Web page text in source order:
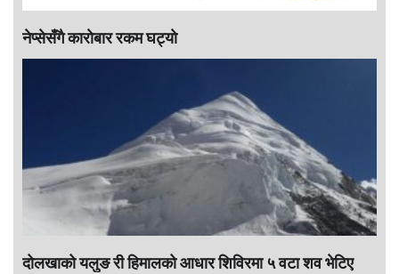
नेप्सेसँगै काराेबार रकम घट्याे
दोलखाको यलुङ री हिमालको आधार शिविरमा ५ वटा शव भेटिए